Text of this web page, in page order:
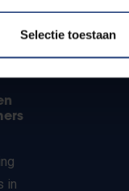
Selectie toestaan
in